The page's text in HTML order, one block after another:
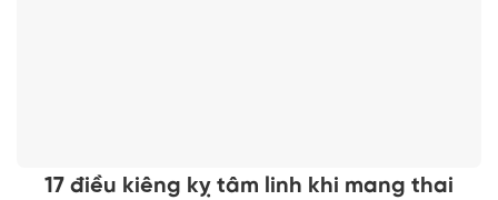
17 điều kiêng kỵ tâm linh khi mang thai